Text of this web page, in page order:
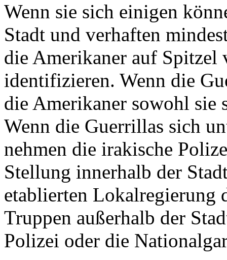
Wenn sie sich einigen
Stadt und verhaften
die Amerikaner auf Spitzel
identifizieren. Wenn die
die Amerikaner sowohl sie
Wenn die Guerrillas sich
nehmen die irakische
Stellung innerhalb der
etablierten Lokalregierung
Truppen außerhalb der
Polizei oder die